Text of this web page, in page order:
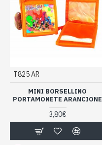
T825 AR
MINI BORSELLINO
PORTAMONETE ARANCIONE
3,80€